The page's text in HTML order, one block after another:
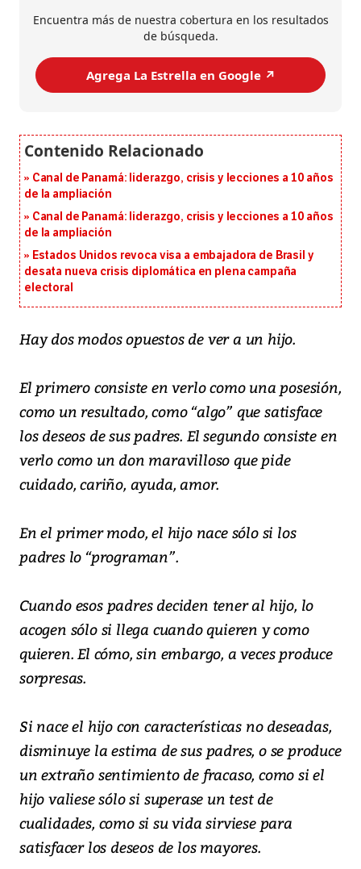
Encuentra más de nuestra cobertura en los resultados
de búsqueda.
Agrega La Estrella en Google ↗️
Canal de Panamá: liderazgo, crisis y lecciones a 10 años
de la ampliación
Canal de Panamá: liderazgo, crisis y lecciones a 10 años
de la ampliación
Estados Unidos revoca visa a embajadora de Brasil y
desata nueva crisis diplomática en plena campaña
electoral
Hay dos modos opuestos de ver a un hijo.
El primero consiste en verlo como una posesión,
como un resultado, como “algo” que satisface
los deseos de sus padres. El segundo consiste en
verlo como un don maravilloso que pide
cuidado, cariño, ayuda, amor.
En el primer modo, el hijo nace sólo si los
padres lo “programan”.
Cuando esos padres deciden tener al hijo, lo
acogen sólo si llega cuando quieren y como
quieren. El cómo, sin embargo, a veces produce
sorpresas.
Si nace el hijo con características no deseadas,
disminuye la estima de sus padres, o se produce
un extraño sentimiento de fracaso, como si el
hijo valiese sólo si superase un test de
cualidades, como si su vida sirviese para
satisfacer los deseos de los mayores.